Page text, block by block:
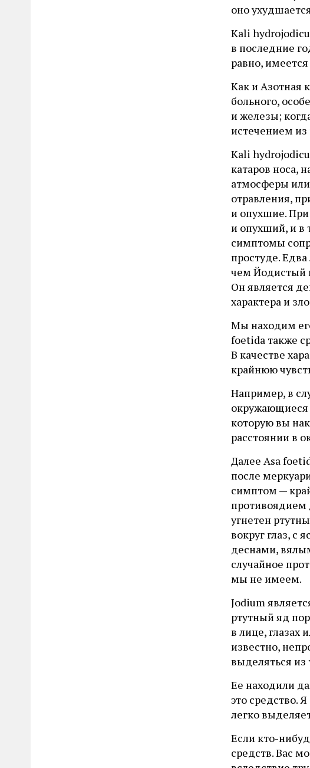
оно
Kali
в последние
равно,
Как и Азотная
больного,
и железы;
истечением
Kali
катаров носа,
атмосферы или
отравления,
и опухшие.
и опухший, и в
симптомы
простуде.
чем Йодистый
Он является
характера и
Мы находим
foetida также
В качестве
крайнюю
Например, в
окружающиеся
которую вы
расстоянии в
Далее Asa
после
симптом —
противоядием
угнетен
вокруг глаз,
деснами,
случайное
мы не имеем.
Jodium
ртутный яд
в лице, глазах
известно,
выделяться из
Ее находили
это средство.
легко
Если кто-
средств. Вас